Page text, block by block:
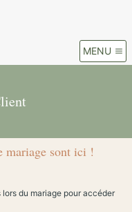
MENU
mariage sont ici !
lors du mariage pour accéder